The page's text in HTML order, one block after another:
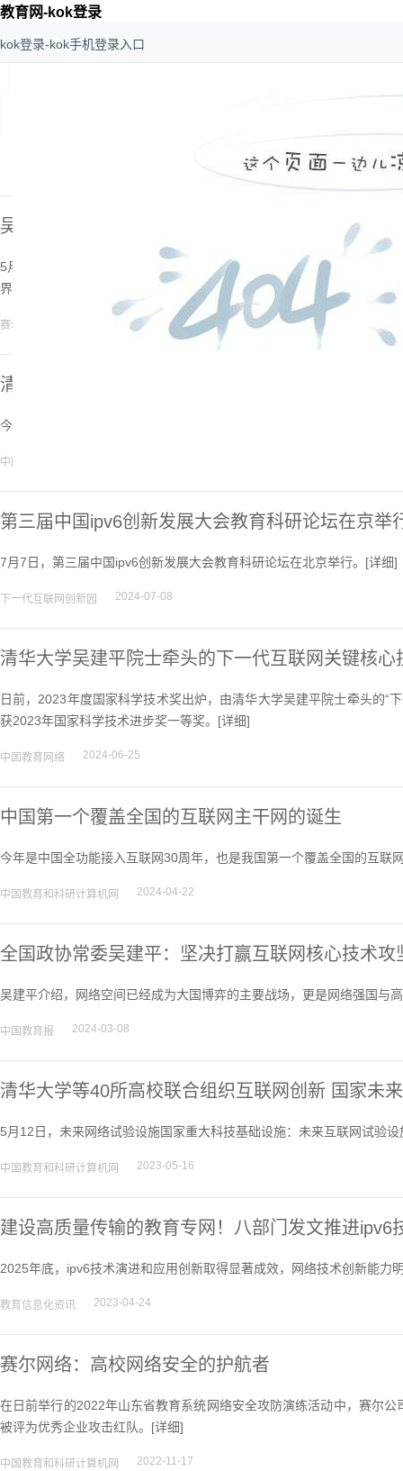
教育网-kok登录
kok登录-kok手机登录入口
>教育网
吴建平：加强全球教科网互联合作共享，构建世
5月15日，在2025世界数字教育大会全体会议上，中国工程院院士、清
界数字教育发展共同体”的主旨演讲。[ 详细
赛尔网络cernet 2025-05-16
清华大学李星教授获国际互联网最高荣誉波斯塔尔
今年恰逢cernet建设30周年，国际互联网协会再次将波斯塔尔奖授予
中国教育网络
第三届中国ipv6创新发展大会教育科研论坛在京举
7月7日，第三届中国ipv6创新发展大会教育科研论坛在北京举行。[详细]
下一代互联网创新园 2024-07-08
清华大学吴建平院士牵头的下一代互联网关键核
日前，2023年度国家科学技术奖出炉，由清华大学吴建平院士牵头的“
获2023年国家科学技术进步奖一等奖。[详细]
中国教育网络 2024-06-25
中国第一个覆盖全国的互联网主干网的诞生
今年是中国全功能接入互联网30周年，也是我国第一个覆盖全国的互联
中国教育和科研计算机网 2024-04-22
全国政协常委吴建平：坚决打赢互联网核心技术攻
吴建平介绍，网络空间已经成为大国博弈的主要战场，更是网络强国与
中国教育报 2024-03-08
清华大学等40所高校联合组织互联网创新 国家未
5月12日，未来网络试验设施国家重大科技基础设施：未来互联网试验
中国教育和科研计算机网 2023-05-16
建设高质量传输的教育专网！八部门发文推进ipv6
2025年底，ipv6技术演进和应用创新取得显著成效，网络技术创新能力
教育信息化资讯 2023-04-24
赛尔网络：高校网络安全的护航者
在日前举行的2022年山东省教育系统网络安全攻防演练活动中，赛尔
被评为优秀企业攻击红队。[详细]
中国教育和科研计算机网 2022-11-17